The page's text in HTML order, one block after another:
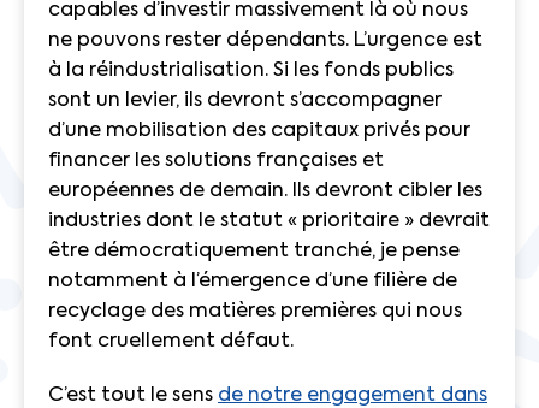
capables d’investir massivement là où nous
ne pouvons rester dépendants. L’urgence est
à la réindustrialisation. Si les fonds publics
sont un levier, ils devront s’accompagner
d’une mobilisation des capitaux privés pour
financer les solutions françaises et
européennes de demain. Ils devront cibler les
industries dont le statut « prioritaire » devrait
être démocratiquement tranché, je pense
notamment à l’émergence d’une filière de
recyclage des matières premières qui nous
font cruellement défaut.
C’est tout le sens de notre engagement dans